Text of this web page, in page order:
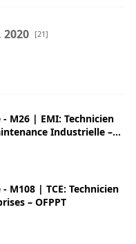
2020 [21]
M26 | EMI: Technicien
Industrielle –
M108 | TCE: Technicien
– OFPPT